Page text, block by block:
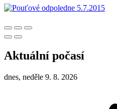
Aktuální počasí
dnes, neděle 9. 8. 2026